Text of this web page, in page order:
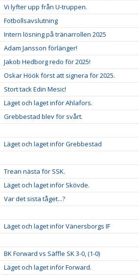
Vi lyfter upp från U-truppen.
Fotbollsavslutning
Intern lösning på tränarrollen 2025
Adam Jansson förlänger!
Jakob Hedborg redo för 2025!
Oskar Höök först att signera för 2025.
Stort tack Edin Mesic!
Läget och laget inför Ahlafors.
Grebbestad blev för svårt.
Läget och laget inför Grebbestad
Trean nästa för SSK.
Läget och laget inför Skövde.
Var det sista tåget...?
Läget och laget inför Vänersborgs IF
BK Forward vs Säffle SK 3-0, (1-0)
Läget och laget inför Forward.